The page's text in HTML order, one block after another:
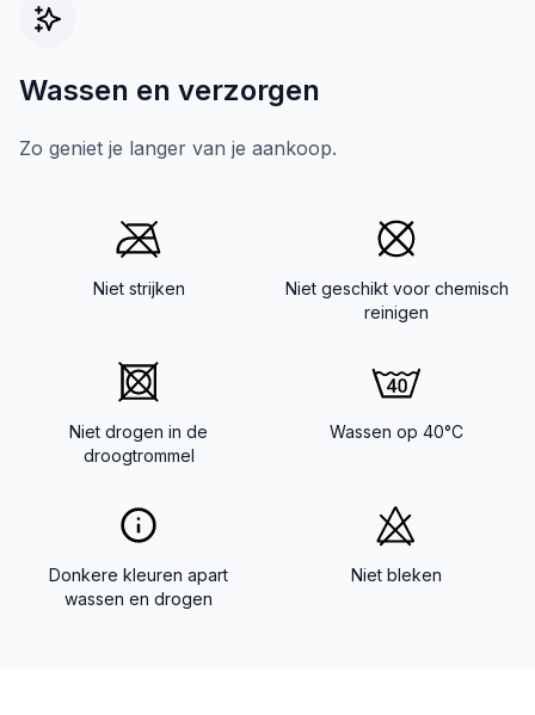
Wassen en verzorgen
Zo geniet je langer van je aankoop.
Niet strijken
Niet geschikt voor chemisch
reinigen
Niet drogen in de
droogtrommel
Wassen op 40°C
Donkere kleuren apart
wassen en drogen
Niet bleken